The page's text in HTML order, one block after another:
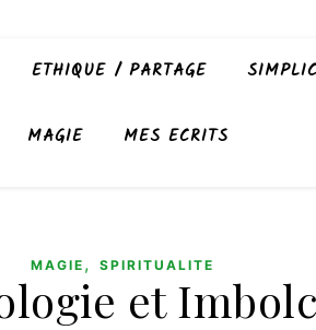
ETHIQUE / PARTAGE
MAGIE MES ECRITS
MAGIE , SPIRITUALITE
et Imbolc